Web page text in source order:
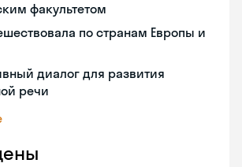
факультетом
по странам Европы и
диалог для развития
речи